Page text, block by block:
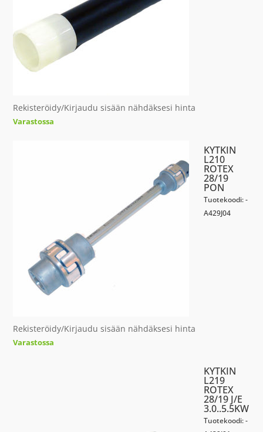
Rekisteröidy/Kirjaudu sisään nähdäksesi hinta
Varastossa
KYTKIN
L210
ROTEX
28/19
PON
Tuotekoodi: -
A429J04
Rekisteröidy/Kirjaudu sisään nähdäksesi hinta
Varastossa
KYTKIN
L219
ROTEX
28/19 J/E
3.0..5.5KW
Tuotekoodi: -